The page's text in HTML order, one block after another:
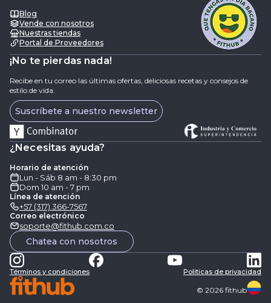
Blog
Vende con nosotros
Nuestras tiendas
Portal de Proveedores
¡No te pierdas nada!
Recibe en tu correo las últimas ofertas, deliciosas recetas y consejos de
estilo de vida.
Suscríbete a nuestro newsletter
¿Necesitas ayuda?
Horario de atención
Lun - Sáb 8 am - 8:30 pm
Dom 10 am - 7 pm
Línea de atención
+57 (317) 366-7567
Correo electrónico
soporte@fithub.com.co
Chatea con nosotros
Términos y condiciones Politicas de privacidad
© 2026 fithub